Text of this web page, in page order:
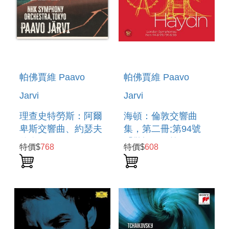
帕佛賈維 Paavo
Jarvi
理查史特勞斯：阿爾
卑斯交響曲、約瑟夫
傳奇 RICHARD
STRAUSS: AN
ALPINE
LEGENDE:
SYMPHON
特價$768
帕佛賈維 Paavo
Jarvi
海頓：倫敦交響曲
集，第二冊;第94號
「驚愕」& 第95、
98、99號 (2CD)
HAYDN: LONDON
VOL.2
SYMPHONIES NO.
94 SURPRISE ,
特價$608